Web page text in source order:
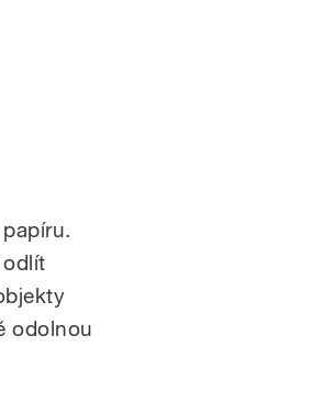
odolnou